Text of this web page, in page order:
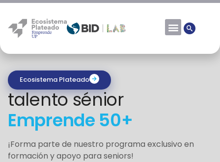
Ecosistema Plateado
talento sénior
Emprende 50+
¡Forma parte de nuestro programa exclusivo en
formación y apoyo para seniors!